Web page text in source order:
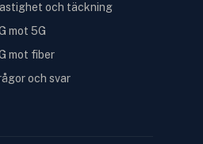
och täckning
mot 5G
mot fiber
och svar